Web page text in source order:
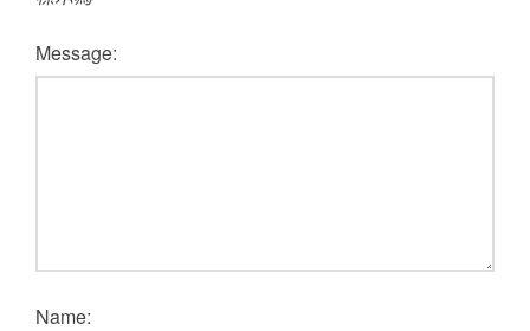
Message:
Name: